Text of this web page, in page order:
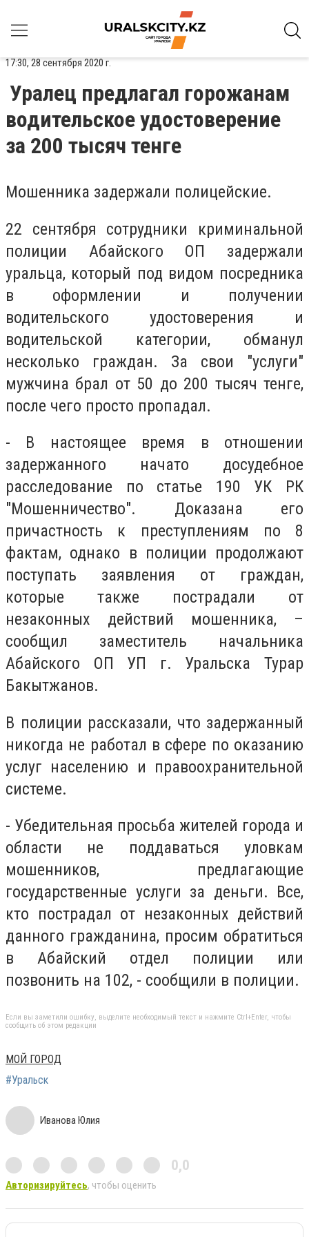
17:30, 28 сентября 2020 г.
Уралец предлагал горожанам
водительское удостоверение
за 200 тысяч тенге
Мошенника задержали полицейские.
22 сентября сотрудники криминальной
полиции Абайского ОП задержали
уральца, который под видом посредника
в оформлении и получении
водительского удостоверения и
водительской категории, обманул
несколько граждан. За свои "услуги"
мужчина брал от 50 до 200 тысяч тенге,
после чего просто пропадал.
- В настоящее время в отношении
задержанного начато досудебное
расследование по статье 190 УК РК
"Мошенничество". Доказана его
причастность к преступлениям по 8
фактам, однако в полиции продолжают
поступать заявления от граждан,
которые также пострадали от
незаконных действий мошенника, –
сообщил заместитель начальника
Абайского ОП УП г. Уральска Турар
Бакытжанов.
В полиции рассказали, что задержанный
никогда не работал в сфере по оказанию
услуг населению и правоохранительной
системе.
- Убедительная просьба жителей города и
области не поддаваться уловкам
мошенников, предлагающие
государственные услуги за деньги. Все,
кто пострадал от незаконных действий
данного гражданина, просим обратиться
в Абайский отдел полиции или
позвонить на 102, - сообщили в полиции.
Если вы заметили ошибку, выделите необходимый текст и нажмите Ctrl+Enter, чтобы
сообщить об этом редакции
МОЙ ГОРОД
#Уральск
Иванова Юлия
0,0
Авторизируйтесь, чтобы оценить